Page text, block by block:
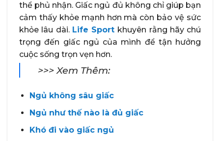
thể phủ nhận. Giấc ngủ đủ không chỉ giúp bạn
cảm thấy khỏe mạnh hơn mà còn bảo vệ sức
khỏe lâu dài. Life Sport khuyên rằng hãy chú
trọng đến giấc ngủ của mình để tận hưởng
cuộc sống trọn vẹn hơn.
>>> Xem Thêm:
Ngủ không sâu giấc
Ngủ như thế nào là đủ giấc
Khó đi vào giấc ngủ